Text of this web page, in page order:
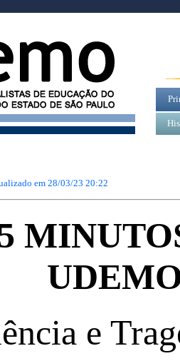
em 28/03/23 20:22
e